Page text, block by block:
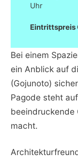
Uhr
Eintrittspreis
Bei einem
ein Anblick auf
(Gojunoto)
Pagode steht
beeindruckende
macht.